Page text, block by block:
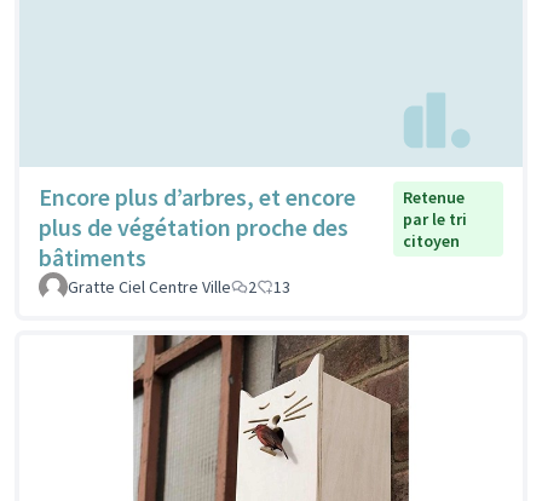
Encore plus d’arbres, et encore
plus de végétation proche des
bâtiments
Retenue
par le tri
citoyen
Gratte Ciel Centre Ville 2 13